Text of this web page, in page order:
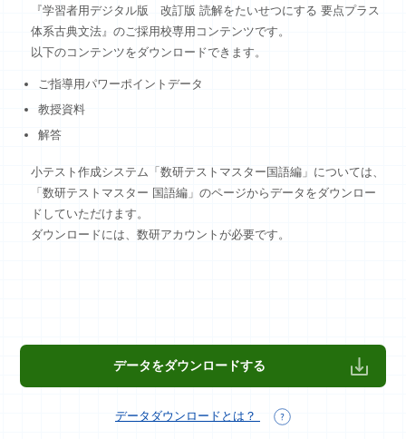
『学習者用デジタル版 改訂版 読解をたいせつにする 要点プラス
体系古典文法』のご採用校専用コンテンツです。
以下のコンテンツをダウンロードできます。
ご指導用パワーポイントデータ
教授資料
解答
小テスト作成システム「数研テストマスター国語編」については、
「数研テストマスター 国語編」のページからデータをダウンロー
ドしていただけます。
ダウンロードには、数研アカウントが必要です。
データをダウンロードする
データダウンロードとは？